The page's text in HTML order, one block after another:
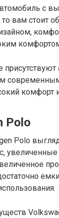
с
вам стоит
комфорт
Polo
Polo